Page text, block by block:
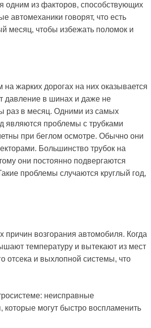
одним из факторов, способствующих
говорят, что есть
месяц, чтобы избежать поломок и
жарких дорогах на них оказывается
давление в шинах и даже не
раз в месяц. Одними из самых
являются проблемы с трубками
при беглом осмотре. Обычно они
Большинство трубок на
они постоянно подвергаются
проблемы случаются круглый год,
возгорания автомобиля. Когда
температуру и вытекают из мест
отсека и выхлопной системы, что
неисправные
могут быстро воспламенить